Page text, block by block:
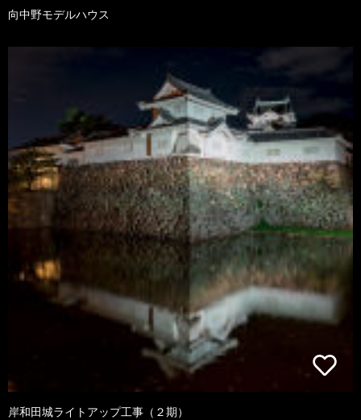
向中野モデルハウス
岸和田城ライトアップ工事（２期）